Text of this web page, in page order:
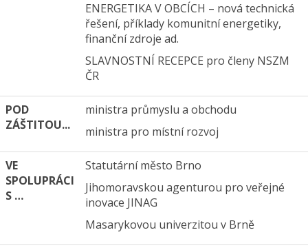
ENERGETIKA V OBCÍCH – nová technická
řešení, příklady komunitní energetiky,
finanční zdroje ad.
SLAVNOSTNÍ RECEPCE pro členy NSZM
ČR
POD
ZÁŠTITOU...
ministra průmyslu a obchodu
ministra pro místní rozvoj
VE
SPOLUPRÁCI
S …
Statutární město Brno
Jihomoravskou agenturou pro veřejné
inovace JINAG
Masarykovou univerzitou v Brně